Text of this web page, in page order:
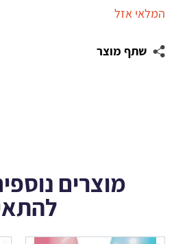
המלאי אזל
שתף מוצר
מוצרים